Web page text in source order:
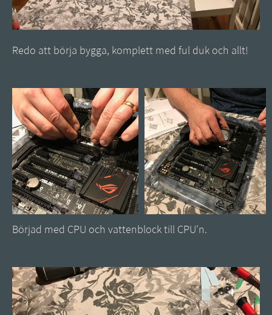
Redo att börja bygga, komplett med ful duk och allt!
Börjad med CPU och vattenblock till CPU'n.